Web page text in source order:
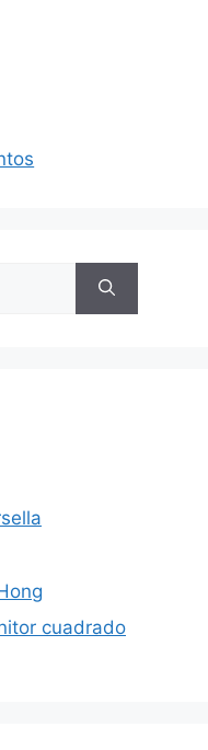
cuadrado